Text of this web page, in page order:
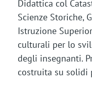
Didattica col
Scienze Storiche,
Istruzione
culturali per lo
degli insegnanti.
costruita su